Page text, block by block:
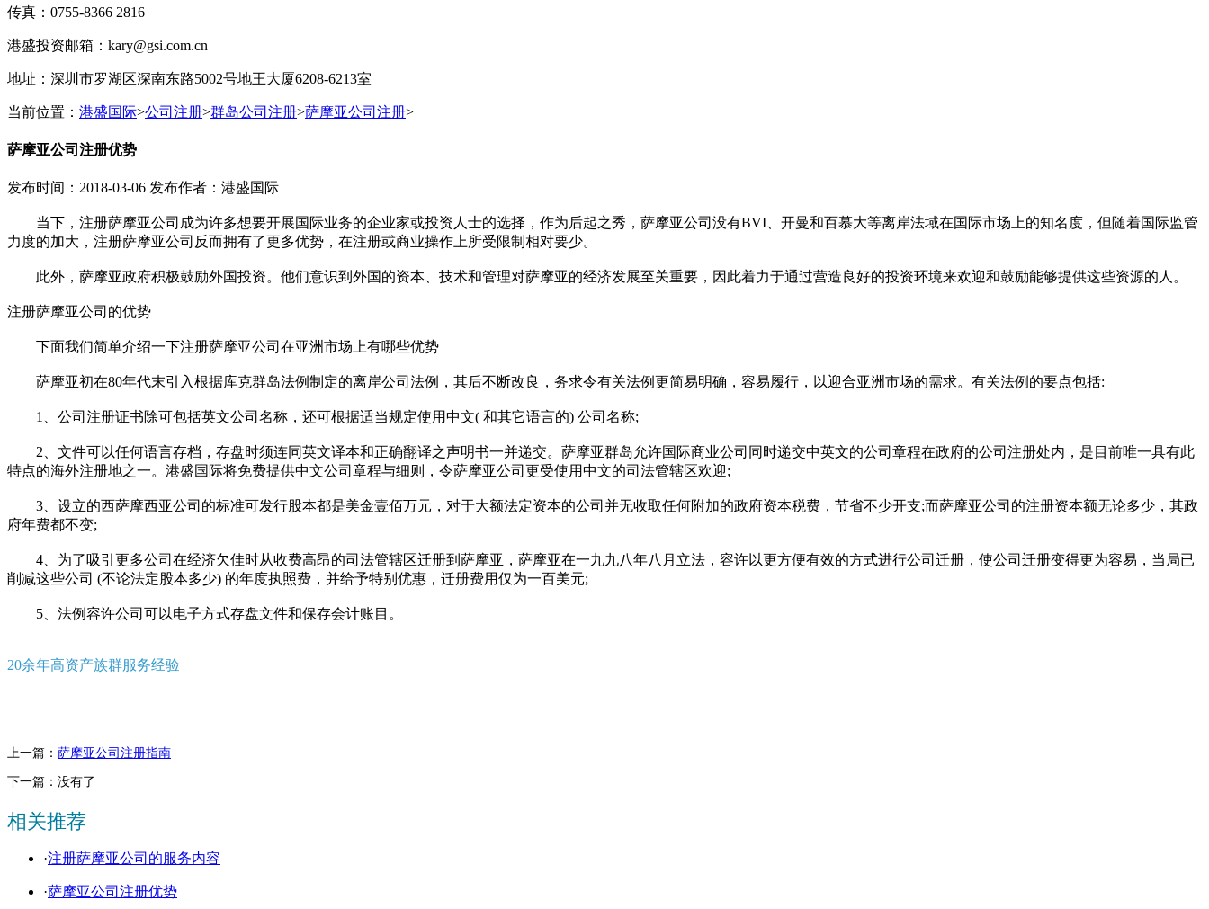
传真：0755-8366 2816
港盛投资邮箱：kary@gsi.com.cn
地址：深圳市罗湖区深南东路5002号地王大厦6208-6213室
当前位置： 港盛国际>公司注册>群岛公司注册>萨摩亚公司注册>
萨摩亚公司注册优势
发布时间：2018-03-06 发布作者：港盛国际
当下，注册萨摩亚公司成为许多想要开展国际业务的企业家或投资人士的选择，作为后起之秀，萨摩亚公司没有BVI、开曼和百慕大等离岸法域在国际市场上的知名度，但随着国际监管
力度的加大，注册萨摩亚公司反而拥有了更多优势，在注册或商业操作上所受限制相对要少。
此外，萨摩亚政府积极鼓励外国投资。他们意识到外国的资本、技术和管理对萨摩亚的经济发展至关重要，因此着力于通过营造良好的投资环境来欢迎和鼓励能够提供这些资源的人。
注册萨摩亚公司的优势
下面我们简单介绍一下注册萨摩亚公司在亚洲市场上有哪些优势
萨摩亚初在80年代末引入根据库克群岛法例制定的离岸公司法例，其后不断改良，务求令有关法例更简易明确，容易履行，以迎合亚洲市场的需求。有关法例的要点包括:
1、公司注册证书除可包括英文公司名称，还可根据适当规定使用中文( 和其它语言的) 公司名称;
2、文件可以任何语言存档，存盘时须连同英文译本和正确翻译之声明书一并递交。萨摩亚群岛允许国际商业公司同时递交中英文的公司章程在政府的公司注册处内，是目前唯一具有此
特点的海外注册地之一。港盛国际将免费提供中文公司章程与细则，令萨摩亚公司更受使用中文的司法管辖区欢迎;
3、设立的西萨摩西亚公司的标准可发行股本都是美金壹佰万元，对于大额法定资本的公司并无收取任何附加的政府资本税费，节省不少开支;而萨摩亚公司的注册资本额无论多少，其政
府年费都不变;
4、为了吸引更多公司在经济欠佳时从收费高昂的司法管辖区迁册到萨摩亚，萨摩亚在一九九八年八月立法，容许以更方便有效的方式进行公司迁册，使公司迁册变得更为容易，当局已
削减这些公司 (不论法定股本多少) 的年度执照费，并给予特别优惠，迁册费用仅为一百美元;
5、法例容许公司可以电子方式存盘文件和保存会计账目。
20余年高资产族群服务经验
上一篇： 萨摩亚公司注册指南
下一篇：没有了
相关推荐
·注册萨摩亚公司的服务内容
·萨摩亚公司注册优势